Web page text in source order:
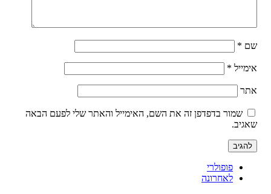
שם *
אימייל *
אתר
שמור בדפדפן זה את השם, האימייל והאתר שלי לפעם הבאה
שאגיב.
פופולרי
לאחרונה